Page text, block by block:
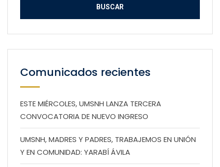
Comunicados recientes
ESTE MIÉRCOLES, UMSNH LANZA TERCERA
CONVOCATORIA DE NUEVO INGRESO
UMSNH, MADRES Y PADRES, TRABAJEMOS EN UNIÓN
Y EN COMUNIDAD: YARABÍ ÁVILA